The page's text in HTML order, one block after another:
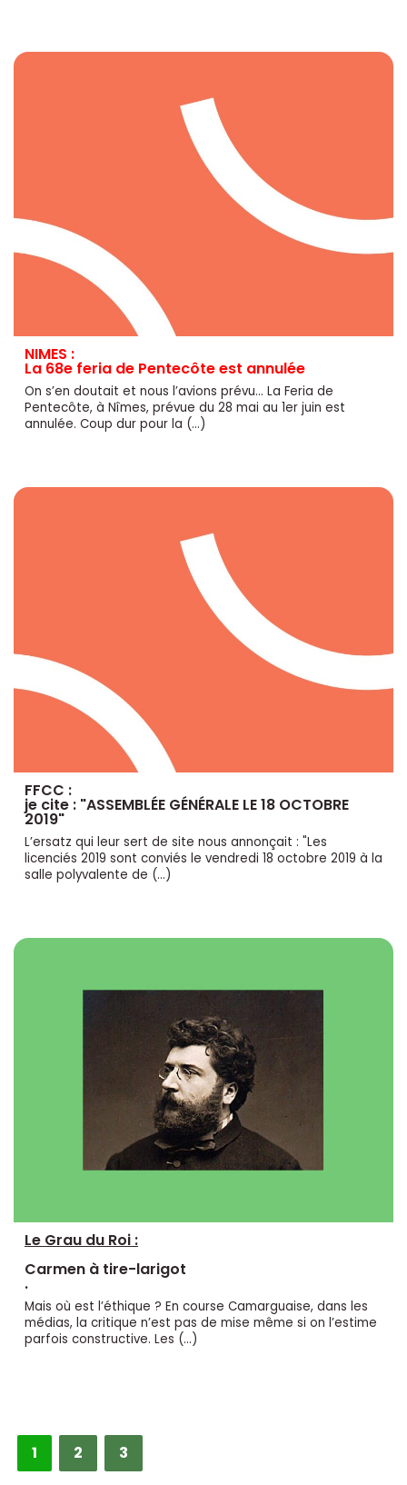
NIMES :
La 68e feria de Pentecôte est annulée
On s’en doutait et nous l’avions prévu... La Feria de
Pentecôte, à Nîmes, prévue du 28 mai au 1er juin est
annulée. Coup dur pour la (…)
FFCC :
je cite : "ASSEMBLÉE GÉNÉRALE LE 18 OCTOBRE
2019"
L’ersatz qui leur sert de site nous annonçait : "Les
licenciés 2019 sont conviés le vendredi 18 octobre 2019 à la
salle polyvalente de (…)
Le Grau du Roi :
Carmen à tire-larigot
.
Mais où est l’éthique ? En course Camarguaise, dans les
médias, la critique n’est pas de mise même si on l’estime
parfois constructive. Les (…)
1 2 3